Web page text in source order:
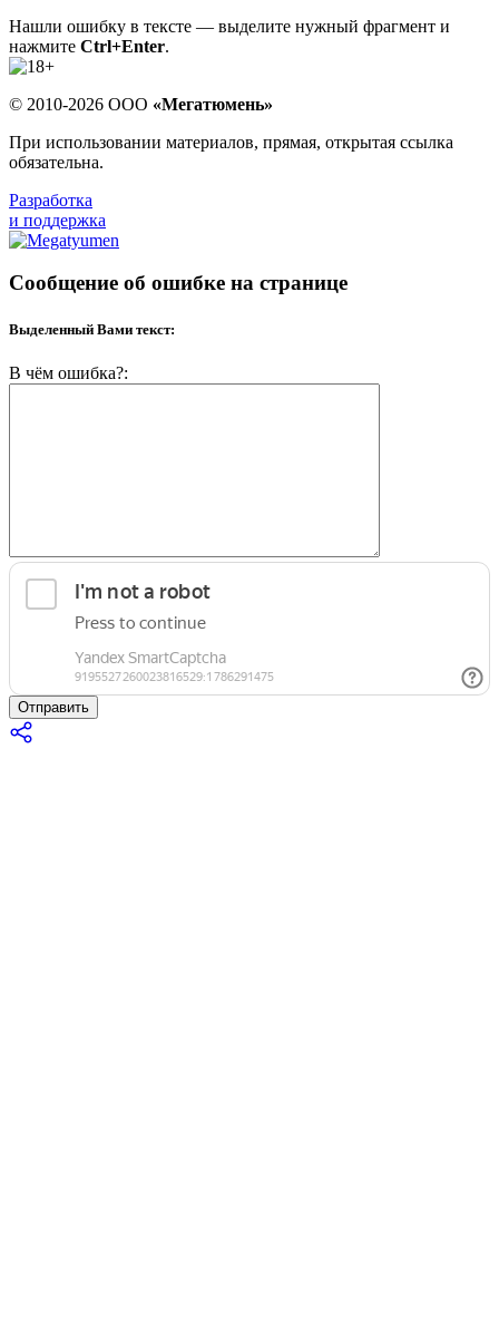
Нашли ошибку в тексте — выделите нужный фрагмент и
нажмите Ctrl+Enter.
© 2010-2026 ООО «Мегатюмень»
При использовании материалов, прямая, открытая ссылка
обязательна.
Разработка
и поддержка
Сообщение об ошибке на странице
Выделенный Вами текст:
В чём ошибка?:
Отправить